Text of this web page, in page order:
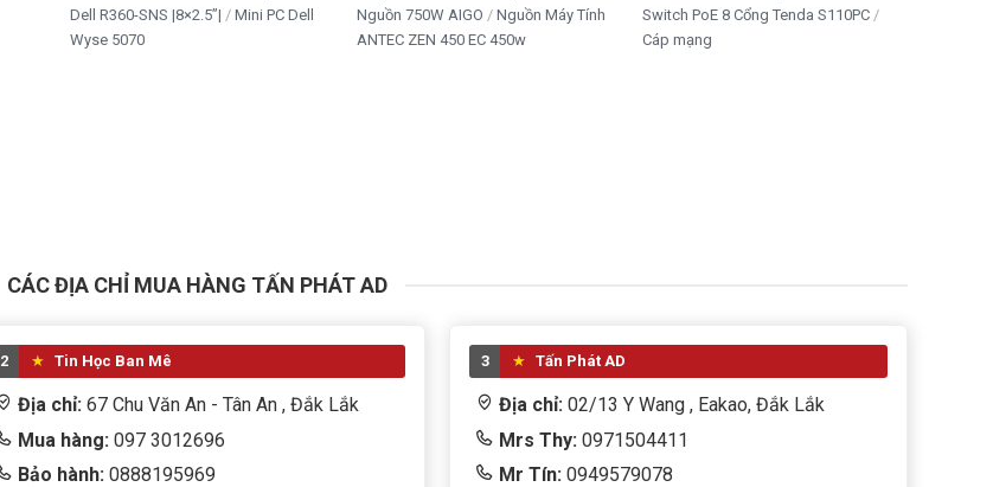
Dell R360-SNS |8×2.5”|
Mini PC Dell
Wyse 5070
Nguồn 750W AIGO
Nguồn Máy Tính
ANTEC ZEN 450 EC 450w
Switch PoE 8 Cổng Tenda S110PC
Cáp mạng
CÁC ĐỊA CHỈ MUA HÀNG TẤN PHÁT AD
2 Tin Học Ban Mê
Địa chỉ: 67 Chu Văn An - Tân An , Đắk Lắk
Mua hàng: 097 3012696
Bảo hành: 0888195969
3 Tấn Phát AD
Địa chỉ:02/13 Y Wang , Eakao, Đắk Lắk
Mrs Thy: 0971504411
Mr Tín: 0949579078